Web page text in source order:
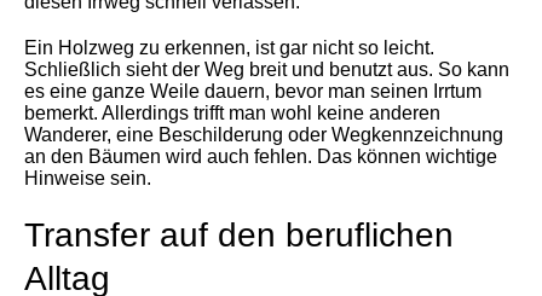
Ein Holzweg zu erkennen, ist gar nicht so leicht.
Schließlich sieht der Weg breit und benutzt aus. So kann
es eine ganze Weile dauern, bevor man seinen Irrtum
bemerkt. Allerdings trifft man wohl keine anderen
Wanderer, eine Beschilderung oder Wegkennzeichnung
an den Bäumen wird auch fehlen. Das können wichtige
Hinweise sein.
Transfer auf den beruflichen
Alltag